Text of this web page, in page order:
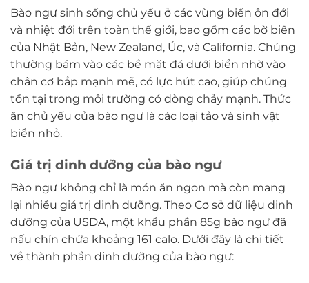
Bào ngư sinh sống chủ yếu ở các vùng biển ôn đới
và nhiệt đới trên toàn thế giới, bao gồm các bờ biển
của Nhật Bản, New Zealand, Úc, và California. Chúng
thường bám vào các bề mặt đá dưới biển nhờ vào
chân cơ bắp mạnh mẽ, có lực hút cao, giúp chúng
tồn tại trong môi trường có dòng chảy mạnh. Thức
ăn chủ yếu của bào ngư là các loại tảo và sinh vật
biển nhỏ.
Giá trị dinh dưỡng của bào ngư
Bào ngư không chỉ là món ăn ngon mà còn mang
lại nhiều giá trị dinh dưỡng. Theo Cơ sở dữ liệu dinh
dưỡng của USDA, một khẩu phần 85g bào ngư đã
nấu chín chứa khoảng 161 calo. Dưới đây là chi tiết
về thành phần dinh dưỡng của bào ngư: